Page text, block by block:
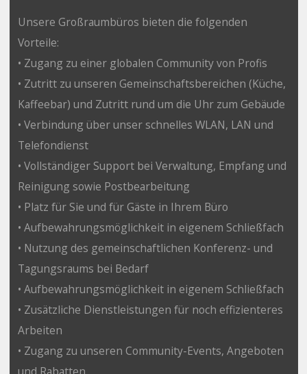
Unsere Großraumbüros bieten die folgenden
Vorteile:
• Zugang zu einer globalen Community von Profis
• Zutritt zu unseren Gemeinschaftsbereichen (Küche,
Kaffeebar) und Zutritt rund um die Uhr zum Gebäude
• Verbindung über unser schnelles WLAN, LAN und
Telefondienst
• Vollständiger Support bei Verwaltung, Empfang und
Reinigung sowie Postbearbeitung
• Platz für Sie und für Gäste in Ihrem Büro
• Aufbewahrungsmöglichkeit in eigenem Schließfach
• Nutzung des gemeinschaftlichen Konferenz- und
Tagungsraums bei Bedarf
• Aufbewahrungsmöglichkeit in eigenem Schließfach
• Zusätzliche Dienstleistungen für noch effizienteres
Arbeiten
• Zugang zu unseren Community-Events, Angeboten
und Rabatten